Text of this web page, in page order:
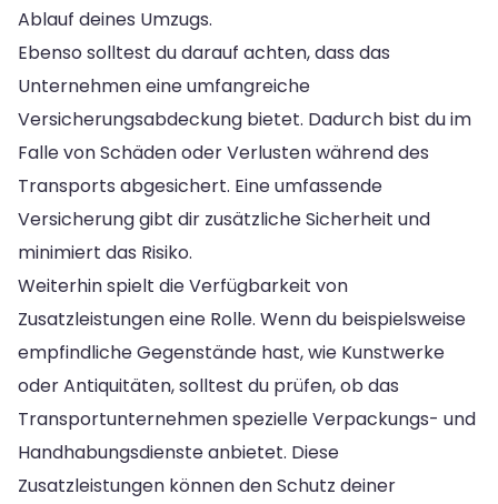
Ablauf deines Umzugs.
Ebenso solltest du darauf achten, dass das
Unternehmen eine umfangreiche
Versicherungsabdeckung bietet. Dadurch bist du im
Falle von Schäden oder Verlusten während des
Transports abgesichert. Eine umfassende
Versicherung gibt dir zusätzliche Sicherheit und
minimiert das Risiko.
Weiterhin spielt die Verfügbarkeit von
Zusatzleistungen eine Rolle. Wenn du beispielsweise
empfindliche Gegenstände hast, wie Kunstwerke
oder Antiquitäten, solltest du prüfen, ob das
Transportunternehmen spezielle Verpackungs- und
Handhabungsdienste anbietet. Diese
Zusatzleistungen können den Schutz deiner